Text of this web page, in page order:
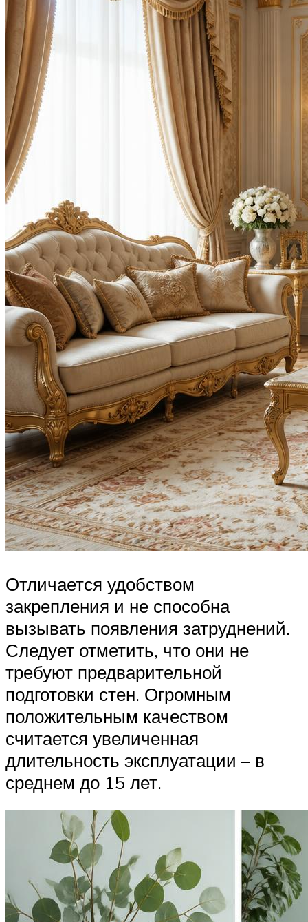
Отличается удобством
закрепления и не способна
вызывать появления затруднений.
Следует отметить, что они не
требуют предварительной
подготовки стен. Огромным
положительным качеством
считается увеличенная
длительность эксплуатации – в
среднем до 15 лет.